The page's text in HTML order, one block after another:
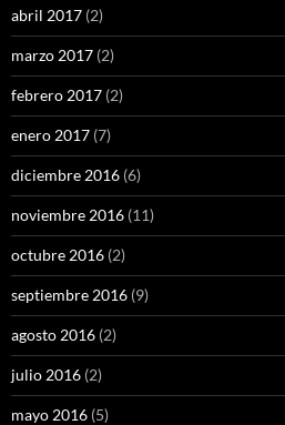
abril 2017 (2)
marzo 2017 (2)
febrero 2017 (2)
enero 2017 (7)
diciembre 2016 (6)
noviembre 2016 (11)
octubre 2016 (2)
septiembre 2016 (9)
agosto 2016 (2)
julio 2016 (2)
mayo 2016 (5)